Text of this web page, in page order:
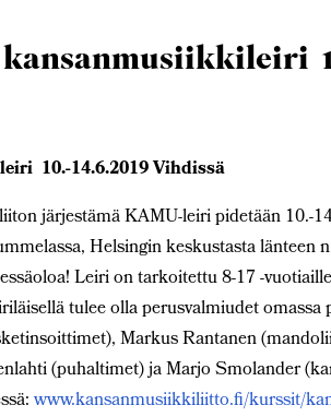
10.-14.6.2019 Vihdissä
järjestämä KAMU-leiri pidetään 10.-
Helsingin keskustasta länteen
Leiri on tarkoitettu 8-17 -
tulee olla perusvalmiudet omassa
Markus Rantanen
(puhaltimet) ja Marjo Smolander
www.kansanmusiikkiliitto.fi/kurssit/